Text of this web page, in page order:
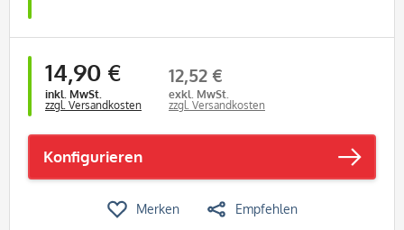
14,90 €
inkl. MwSt.
zzgl. Versandkosten
12,52 €
exkl. MwSt.
zzgl. Versandkosten
Konfigurieren
Merken Empfehlen